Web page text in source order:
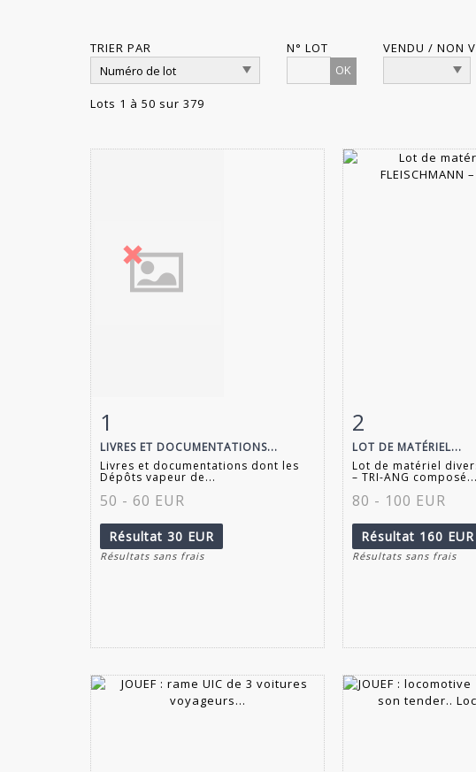
TRIER PAR
N° LOT
OK
VENDU / NON
Lots 1 à 50 sur 379
1
LIVRES ET DOCUMENTATIONS...
Livres et documentations dont les
Dépôts vapeur de...
50 - 60 EUR
Résultat 30 EUR
Résultats sans frais
Fiche détaillée
2
LOT DE MATÉRIEL...
Lot de matériel divers
– TRI-ANG composé...
80 - 100 EUR
Résultat 160 EUR
Résultats sans frais